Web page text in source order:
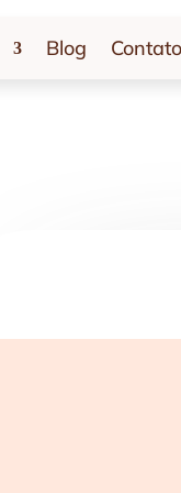
Blog Contato